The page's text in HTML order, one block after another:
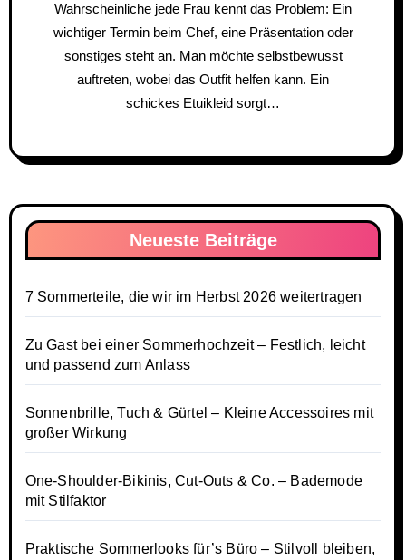
Wahrscheinliche jede Frau kennt das Problem: Ein
wichtiger Termin beim Chef, eine Präsentation oder
sonstiges steht an. Man möchte selbstbewusst
auftreten, wobei das Outfit helfen kann. Ein
schickes Etuikleid sorgt…
Neueste Beiträge
7 Sommerteile, die wir im Herbst 2026 weitertragen
Zu Gast bei einer Sommerhochzeit – Festlich, leicht
und passend zum Anlass
Sonnenbrille, Tuch & Gürtel – Kleine Accessoires mit
großer Wirkung
One-Shoulder-Bikinis, Cut-Outs & Co. – Bademode
mit Stilfaktor
Praktische Sommerlooks für’s Büro – Stilvoll bleiben,